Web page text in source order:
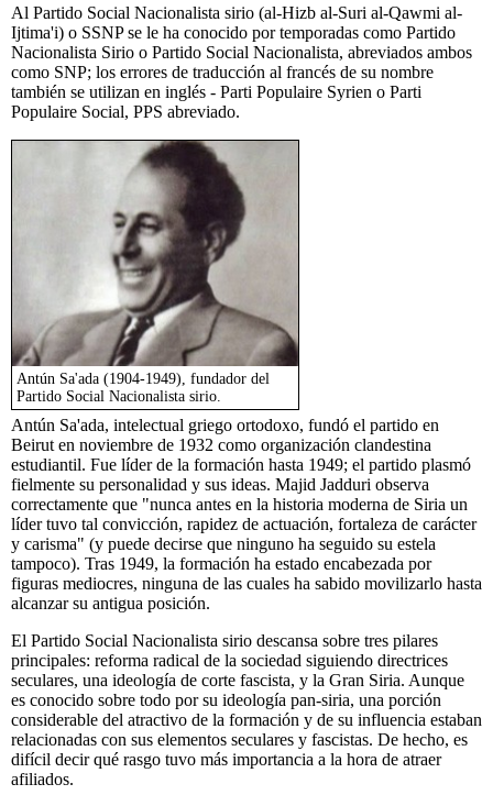
Al Partido Social Nacionalista sirio (al-Hizb al-Suri al-Qawmi al-
Ijtima'i) o SSNP se le ha conocido por temporadas como Partido
Nacionalista Sirio o Partido Social Nacionalista, abreviados ambos
como SNP; los errores de traducción al francés de su nombre
también se utilizan en inglés - Parti Populaire Syrien o Parti
Populaire Social, PPS abreviado.
Antún Sa'ada (1904-1949), fundador del
Partido Social Nacionalista sirio.
Antún Sa'ada, intelectual griego ortodoxo, fundó el partido en
Beirut en noviembre de 1932 como organización clandestina
estudiantil. Fue líder de la formación hasta 1949; el partido plasmó
fielmente su personalidad y sus ideas. Majid Jadduri observa
correctamente que "nunca antes en la historia moderna de Siria un
líder tuvo tal convicción, rapidez de actuación, fortaleza de carácter
y carisma" (y puede decirse que ninguno ha seguido su estela
tampoco). Tras 1949, la formación ha estado encabezada por
figuras mediocres, ninguna de las cuales ha sabido movilizarlo hasta
alcanzar su antigua posición.
El Partido Social Nacionalista sirio descansa sobre tres pilares
principales: reforma radical de la sociedad siguiendo directrices
seculares, una ideología de corte fascista, y la Gran Siria. Aunque
es conocido sobre todo por su ideología pan-siria, una porción
considerable del atractivo de la formación y de su influencia estaban
relacionadas con sus elementos seculares y fascistas. De hecho, es
difícil decir qué rasgo tuvo más importancia a la hora de atraer
afiliados.